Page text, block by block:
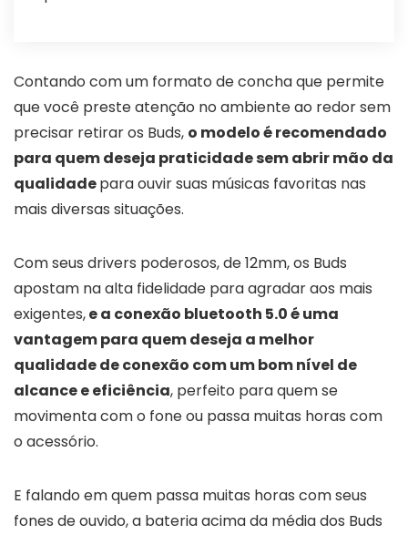
Contando com um formato de concha que permite
que você preste atenção no ambiente ao redor sem
precisar retirar os Buds, o modelo é recomendado
para quem deseja praticidade sem abrir mão da
qualidadepara ouvir suas músicas favoritas nas
mais diversas situações.
Com seus drivers poderosos, de 12mm, os Buds
apostam na alta fidelidade para agradar aos mais
exigentes,e a conexão bluetooth 5.0 é uma
vantagem para quem deseja a melhor
qualidade de conexão com um bom nível de
alcance e eficiência, perfeito para quem se
movimenta com o fone ou passa muitas horas com
o acessório.
E falando em quem passa muitas horas com seus
fones de ouvido, a bateria acima da média dos Buds